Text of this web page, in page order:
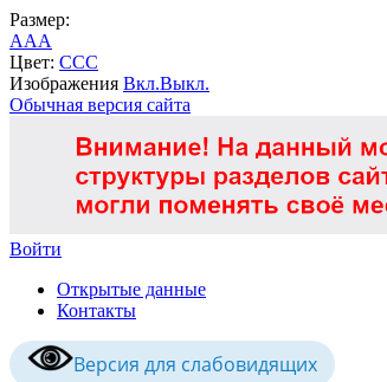
Размер:
AAA
Цвет: CCC
Изображения Вкл.Выкл.
Обычная версия сайта
Войти
Открытые данные
Контакты
Версия для слабовидящих